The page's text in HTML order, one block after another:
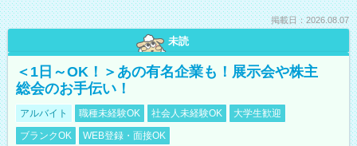
掲載日：2026.08.07
未読
＜1日～OK！＞あの有名企業も！展示会や株主
総会のお手伝い！
アルバイト 職種未経験OK 社会人未経験OK
大学生歓迎
ブランクOK
WEB登録・面接OK